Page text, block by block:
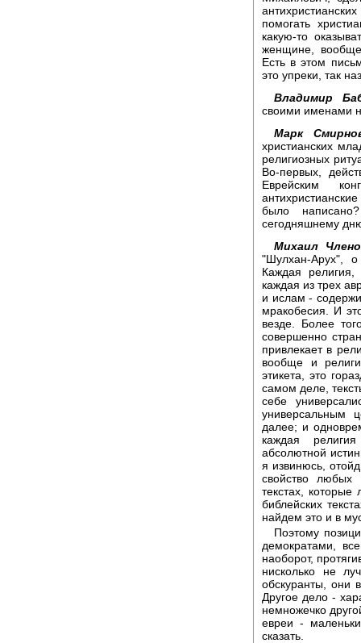
помогать
какую-то
женщине, вообще
Есть в этом
это упреки, так
Владимир
своими именами
Марк
христианских
религиозных
Во-первых,
Еврейским
было
сегодняшнему
Михаил
"Шулхан-Арух",
Каждая религия,
каждая из трех
и ислам -
мракобесия. И
везде. Более
совершенно
привлекает в
вообще и
этикета, это
самом деле,
себе
универсальным
далее; и
каждая
абсолютной
я извинюсь,
свойство любых
текстах,
библейских
найдем это и в
Поэтому
демократами,
наоборот,
нисколько не
обскуранты, они
Другое дело -
немножечко
евреи -
сказать.